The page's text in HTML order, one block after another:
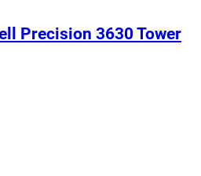
Precision 3630 Tower